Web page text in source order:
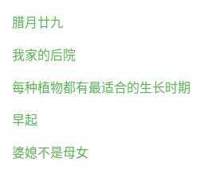
腊月廿九
我家的后院
每种植物都有最适合的生长时期
早起
婆媳不是母女